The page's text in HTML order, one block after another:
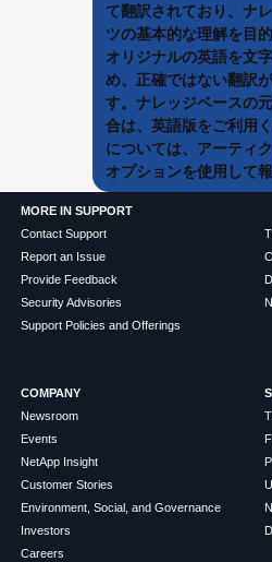
て翻訳されており、ナ
ツの基本的な理解を目
オリジナルの英語を文
め、正確ではない翻訳
す。ナレッジベースの
合は、英語版をご利用
については、アーティ
オプションを使用して
MORE IN SUPPORT
Contact Support
Report an Issue
Provide Feedback
Security Advisories
Support Policies and Offerings
COMPANY
Newsroom
Events
NetApp Insight
Customer Stories
Environment, Social, and Governance
Investors
Careers